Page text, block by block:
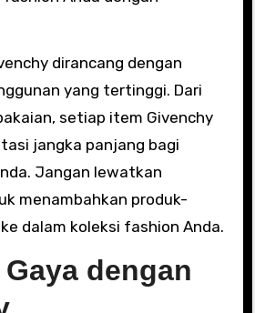
dirancang dengan
yang tertinggi. Dari
setiap item Givenchy
jangka panjang bagi
Jangan lewatkan
menambahkan produk-
dalam koleksi fashion Anda.
dengan